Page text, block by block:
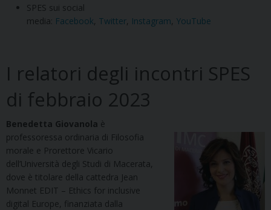
SPES sui social
media: Facebook, Twitter, Instagram, YouTube
I relatori degli incontri SPES
di febbraio 2023
Benedetta Giovanola è
professoressa ordinaria di Filosofia
morale e Prorettore Vicario
dell’Università degli Studi di Macerata,
dove è titolare della cattedra Jean
Monnet EDIT – Ethics for inclusive
digital Europe, finanziata dalla